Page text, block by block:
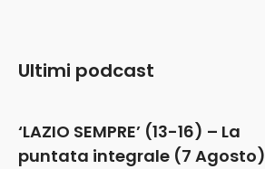
Ultimi podcast
‘LAZIO SEMPRE’ (13-16) – La
puntata integrale (7 Agosto)